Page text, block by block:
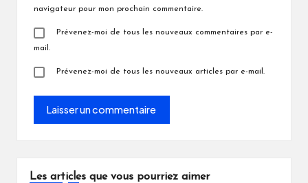
navigateur pour mon prochain commentaire.
Prévenez-moi de tous les nouveaux commentaires par e-
mail.
Prévenez-moi de tous les nouveaux articles par e-mail.
Les articles que vous pourriez aimer